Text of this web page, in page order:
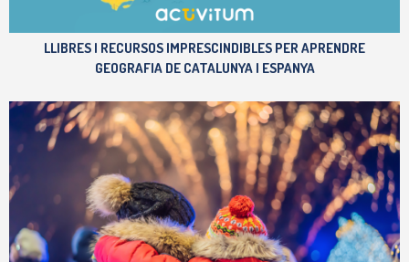
LLIBRES I RECURSOS IMPRESCINDIBLES PER APRENDRE
GEOGRAFIA DE CATALUNYA I ESPANYA